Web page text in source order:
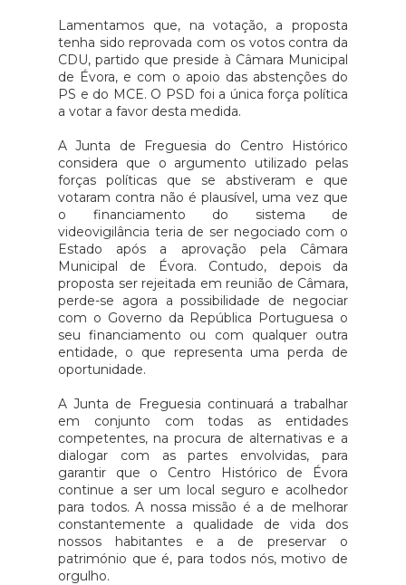
Lamentamos que, na votação, a proposta
tenha sido reprovada com os votos contra da
CDU, partido que preside à Câmara Municipal
de Évora, e com o apoio das abstenções do
PS e do MCE. O PSD foi a única força política
a votar a favor desta medida.
A Junta de Freguesia do Centro Histórico
considera que o argumento utilizado pelas
forças políticas que se abstiveram e que
votaram contra não é plausível, uma vez que
o financiamento do sistema de
videovigilância teria de ser negociado com o
Estado após a aprovação pela Câmara
Municipal de Évora. Contudo, depois da
proposta ser rejeitada em reunião de Câmara,
perde-se agora a possibilidade de negociar
com o Governo da República Portuguesa o
seu financiamento ou com qualquer outra
entidade, o que representa uma perda de
oportunidade.
A Junta de Freguesia continuará a trabalhar
em conjunto com todas as entidades
competentes, na procura de alternativas e a
dialogar com as partes envolvidas, para
garantir que o Centro Histórico de Évora
continue a ser um local seguro e acolhedor
para todos. A nossa missão é a de melhorar
constantemente a qualidade de vida dos
nossos habitantes e a de preservar o
património que é, para todos nós, motivo de
orgulho.